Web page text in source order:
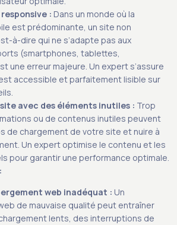
: Dans un monde où la
est prédominante, un site non
à-dire qui ne s’adapte pas aux
(smartphones, tablettes,
une erreur majeure. Un expert s’assure
accessible et parfaitement lisible sur
avec des éléments inutiles : Trop
ou de contenus inutiles peuvent
de chargement de votre site et nuire à
Un expert optimise le contenu et les
pour garantir une performance optimale.
web inadéquat : Un
de mauvaise qualité peut entraîner
lents, des interruptions de